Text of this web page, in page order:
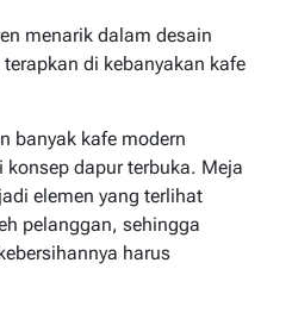
menarik dalam desain
di kebanyakan kafe
banyak kafe modern
konsep dapur terbuka. Meja
elemen yang terlihat
pelanggan, sehingga
harus